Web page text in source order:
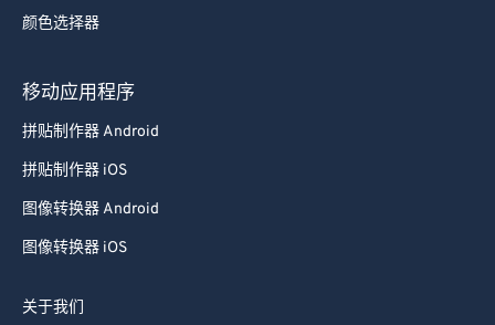
颜色选择器
移动应用程序
拼贴制作器 Android
拼贴制作器 iOS
图像转换器 Android
图像转换器 iOS
关于我们